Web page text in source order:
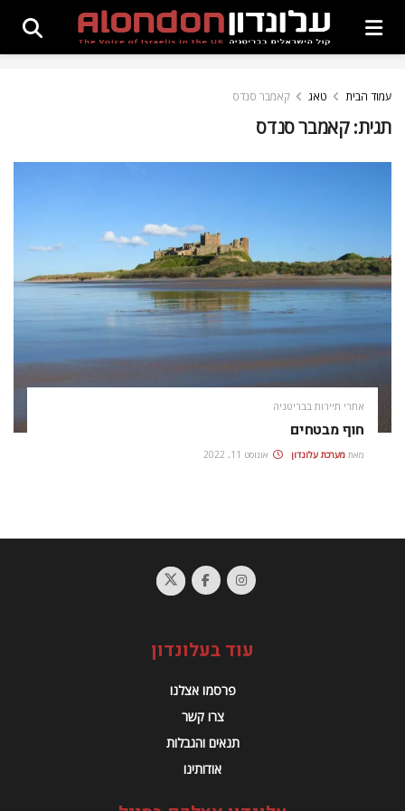
עמוד הבית טאג קאמבר סנדס
תגית:קאמבר סנדס
אתרי תיירות בבריטניה
חוף מבטחים
מאת מערכת עלונדון אוגוסט 11, 2022
עוד בעלונדון
פרסמו אצלנו
צרו קשר
תנאים והגבלות
אודותינו